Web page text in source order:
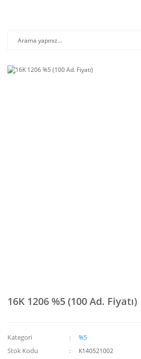
16K 1206 %5 (100 Ad. Fiyatı)
Kategori %5
Stok Kodu K140521002